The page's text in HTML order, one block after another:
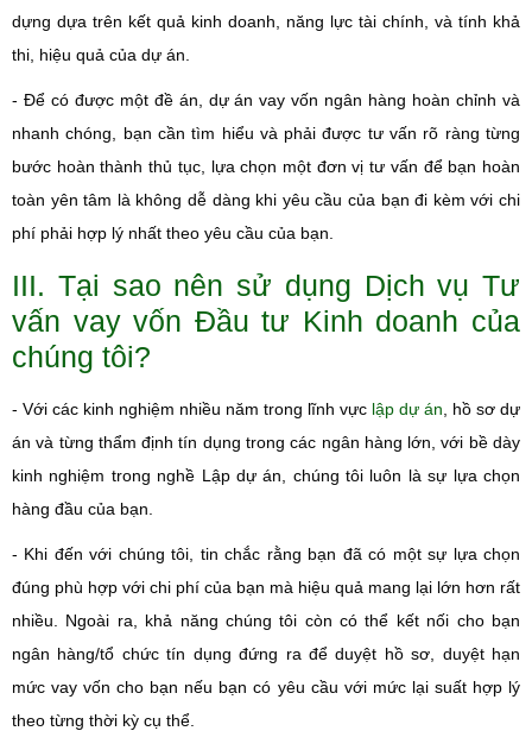
dựng dựa trên kết quả kinh doanh, năng lực tài chính, và tính khả
thi, hiệu quả của dự án.
- Để có được một đề án, dự án vay vốn ngân hàng hoàn chỉnh và
nhanh chóng, bạn cần tìm hiểu và phải được tư vấn rõ ràng từng
bước hoàn thành thủ tục, lựa chọn một đơn vị tư vấn để bạn hoàn
toàn yên tâm là không dễ dàng khi yêu cầu của bạn đi kèm với chi
phí phải hợp lý nhất theo yêu cầu của bạn.
III. Tại sao nên sử dụng Dịch vụ Tư
vấn vay vốn Đầu tư Kinh doanh của
chúng tôi?
- Với các kinh nghiệm nhiều năm trong lĩnh vực lập dự án , hồ sơ dự
án và từng thẩm định tín dụng trong các ngân hàng lớn, với bề dày
kinh nghiệm trong nghề Lập dự án, chúng tôi luôn là sự lựa chọn
hàng đầu của bạn.
- Khi đến với chúng tôi, tin chắc rằng bạn đã có một sự lựa chọn
đúng phù hợp với chi phí của bạn mà hiệu quả mang lại lớn hơn rất
nhiều. Ngoài ra, khả năng chúng tôi còn có thể kết nối cho bạn
ngân hàng/tổ chức tín dụng đứng ra để duyệt hồ sơ, duyệt hạn
mức vay vốn cho bạn nếu bạn có yêu cầu với mức lại suất hợp lý
theo từng thời kỳ cụ thể.